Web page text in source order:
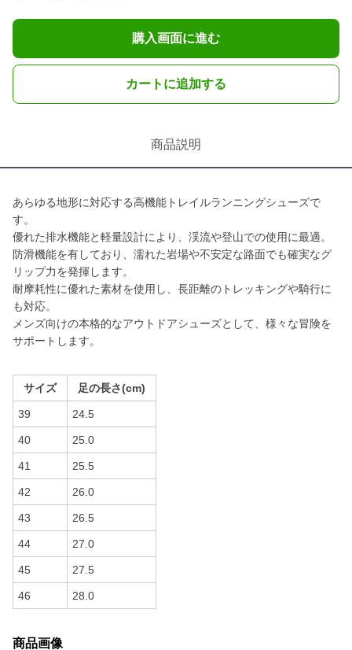
購入画面に進む
カートに追加する
商品説明
あらゆる地形に対応する高機能トレイルランニングシューズで
す。
優れた排水機能と軽量設計により、渓流や登山での使用に最適。
防滑機能を有しており、濡れた岩場や不安定な路面でも確実なグ
リップ力を発揮します。
耐摩耗性に優れた素材を使用し、長距離のトレッキングや騎行に
も対応。
メンズ向けの本格的なアウトドアシューズとして、様々な冒険を
サポートします。
サイズ 足の長さ(cm)
39 24.5
40 25.0
41 25.5
42 26.0
43 26.5
44 27.0
45 27.5
46 28.0
商品画像